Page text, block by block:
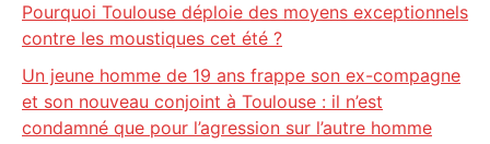
Pourquoi Toulouse déploie des moyens exceptionnels
contre les moustiques cet été ?
Un jeune homme de 19 ans frappe son ex-compagne
et son nouveau conjoint à Toulouse : il n’est
condamné que pour l’agression sur l’autre homme